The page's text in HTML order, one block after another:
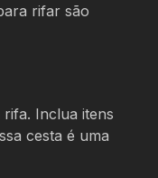
rifar são
Inclua itens
cesta é uma